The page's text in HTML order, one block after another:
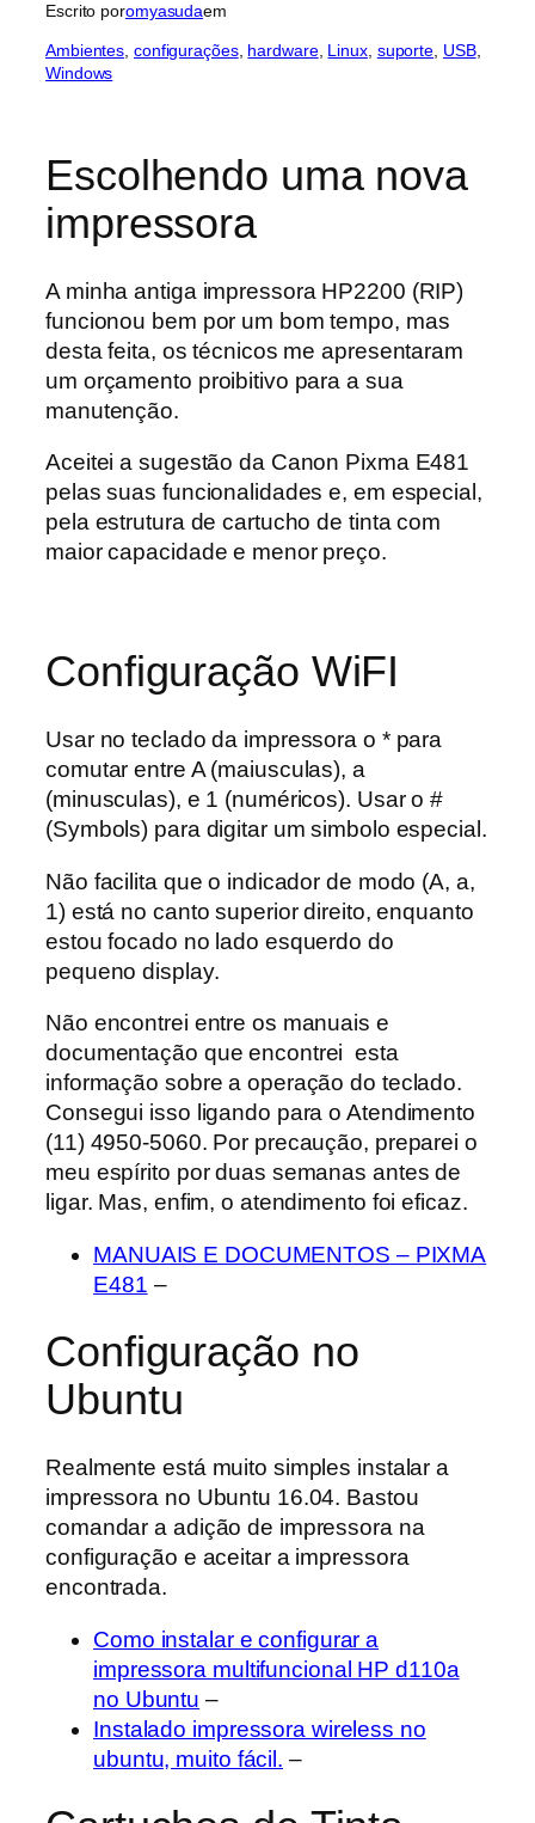
Escrito poromyasudaem
Ambientes configurações, hardware, Linux, suporte USB
Windows
Escolhendo uma nova
impressora
A minha antiga impressora HP2200 (RIP)
funcionou bem por um bom tempo, mas
desta feita, os técnicos me apresentaram
um orçamento proibitivo para a sua
manutenção.
Aceitei a sugestão da Canon Pixma E481
pelas suas funcionalidades e, em especial,
pela estrutura de cartucho de tinta com
maior capacidade e menor preço.
Configuração WiFI
Usar no teclado da impressora o * para
comutar entre A (maiusculas), a
(minusculas), e 1 (numéricos). Usar o #
(Symbols) para digitar um simbolo especial.
Não facilita que o indicador de modo (A, a,
1) está no canto superior direito, enquanto
estou focado no lado esquerdo do
pequeno display.
Não encontrei entre os manuais e
documentação que encontrei esta
informação sobre a operação do teclado.
Consegui isso ligando para o Atendimento
(11) 4950-5060. Por precaução, preparei o
meu espírito por duas semanas antes de
ligar. Mas, enfim, o atendimento foi eficaz.
MANUAIS E DOCUMENTOS – PIXMA
E481 –
Configuração no
Ubuntu
Realmente está muito simples instalar a
impressora no Ubuntu 16.04. Bastou
comandar a adição de impressora na
configuração e aceitar a impressora
encontrada.
Como instalar e configurar a
impressora multifuncional HP d110a
no Ubuntu –
Instalado impressora wireless no
ubuntu, muito fácil. –